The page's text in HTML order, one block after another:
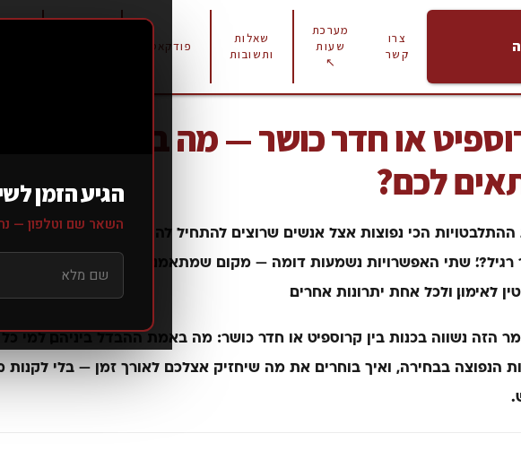
פודקאסט
שאלות
ותשובות
מערכת
שעות
↖
צרו
קשר
או חדר כושר — מה באמת
לכם?
הכי נפוצות אצל אנשים שרוצים להתחיל להתאמן באריאל היא
רגיל?׳. שתי האפשרויות נשמעות דומה — מקום שמתאמנים בו — אבל בפועל
לאימון, ולכל אחת יתרונות אחרים.
הזה נשווה בכנות בין קרוספיט או חדר כושר: מה באמת ההבדל ביניהם, למי
הנפוצה בבחירה, ואיך בוחרים את מה שיחזיק אצלכם לאורך זמן — בלי לקנות
הגיע הזמן
השאר שם וטלפון —